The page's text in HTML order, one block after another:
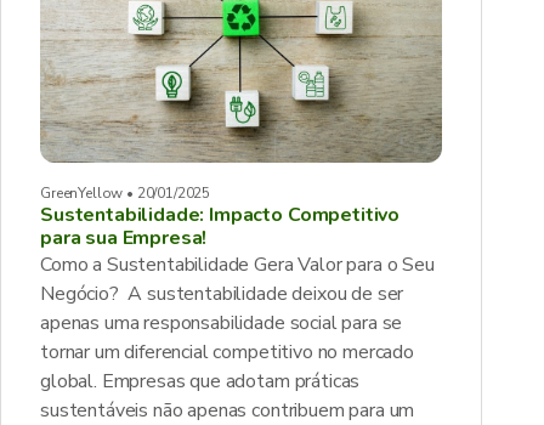
GreenYellow • 20/01/2025
Sustentabilidade: Impacto Competitivo
para sua Empresa!
Como a Sustentabilidade Gera Valor para o Seu
Negócio? A sustentabilidade deixou de ser
apenas uma responsabilidade social para se
tornar um diferencial competitivo no mercado
global. Empresas que adotam práticas
sustentáveis não apenas contribuem para um